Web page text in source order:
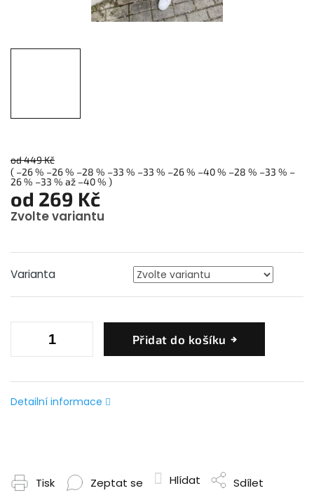
od 449 Kč
( –26 % –26 % –28 % –33 % –33 % –26 % –40 % –28 % –33 % –
26 % –33 % až –40 % )
od 269 Kč
Zvolte variantu
cena:
Varianta
Přidat do košíku
Detailní informace
Tisk Zeptat se Hlídat Sdílet